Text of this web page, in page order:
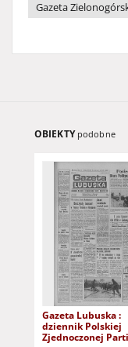
Gazeta
OBIEKTY podobne
Gazeta Lubuska :
dziennik Polskiej
Zjednoczonej